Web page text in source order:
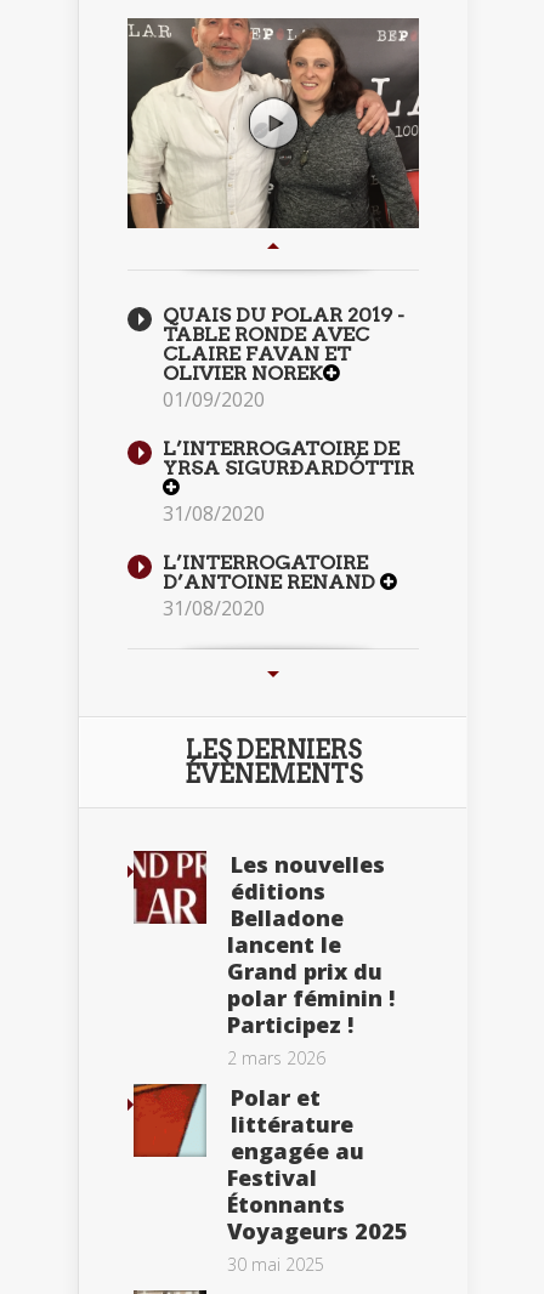
QUAIS DU POLAR 2019 -
TABLE RONDE AVEC
CLAIRE FAVAN ET
OLIVIER NOREK
01/09/2020
L’INTERROGATOIRE DE
YRSA SIGURÐARDÓTTIR
31/08/2020
L’INTERROGATOIRE
D’ANTOINE RENAND
31/08/2020
LES DERNIERS
ÉVÈNEMENTS
Les nouvelles
éditions
Belladone
lancent le
Grand prix du
polar féminin !
Participez !
2 mars 2026
Polar et
littérature
engagée au
Festival
Étonnants
Voyageurs 2025
30 mai 2025